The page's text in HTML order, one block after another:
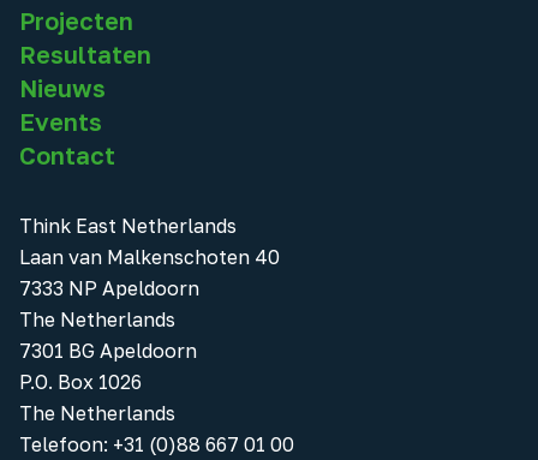
Projecten
Resultaten
Nieuws
Events
Contact
Think East Netherlands
Laan van Malkenschoten 40
7333 NP Apeldoorn
The Netherlands
7301 BG Apeldoorn
P.O. Box 1026
The Netherlands
Telefoon: +31 (0)88 667 01 00